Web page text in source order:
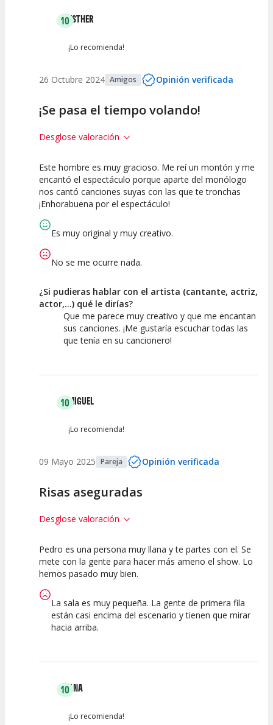
10ESTHER
¡Lo recomienda!
26 Octubre 2024 Amigos Opinión verificada
¡Se pasa el tiempo volando!
Desglose valoración
10
Calidad del
Espectáculo
10
Puesta en
Escena
10
Interpretación
artística
Este hombre es muy gracioso. Me reí un montón y me
encantó el espectáculo porque aparte del monólogo
nos cantó canciones suyas con las que te tronchas
¡Enhorabuena por el espectáculo!
Es muy original y muy creativo.
No se me ocurre nada.
¿Si pudieras hablar con el artista (cantante, actriz,
actor,...) qué le dirías?
Que me parece muy creativo y que me encantan
sus canciones. ¡Me gustaría escuchar todas las
que tenía en su cancionero!
10MIGUEL
¡Lo recomienda!
09 Mayo 2025 Pareja Opinión verificada
Risas aseguradas
Desglose valoración
10
Calidad del
10
Puesta en
10
Pedro es una persona muy llana y te partes con el. Se
mete con la gente para hacer más ameno el show. Lo
hemos pasado muy bien.
La sala es muy pequeña. La gente de primera fila
están casi encima del escenario y tienen que mirar
hacia arriba.
10ANA
¡Lo recomienda!